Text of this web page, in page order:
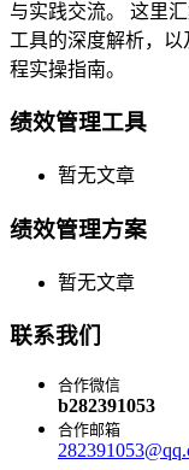
与实践交流。 这里
工具的深度解析，
程实操指南。
绩效管理工具
暂无文章
绩效管理方案
暂无文章
联系我们
合作微信
b282391053
合作邮箱